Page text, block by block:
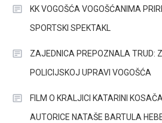
KK VOGOŠĆA VOGOŠĆANIMA
SPORTSKI SPEKTAKL
ZAJEDNICA PREPOZNALA TRUD:
POLICIJSKOJ UPRAVI VOGOŠĆA
FILM O KRALJICI KATARINI
AUTORICE NATAŠE BARTULA